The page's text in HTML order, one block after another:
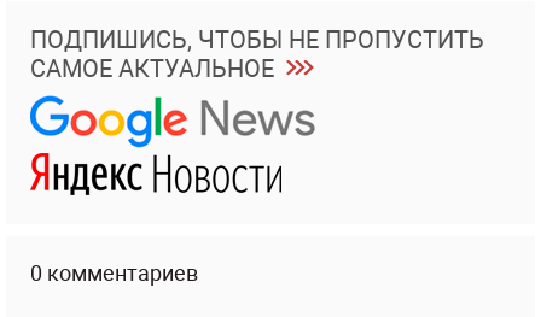
ПОДПИШИСЬ, ЧТОБЫ НЕ ПРОПУСТИТЬ
САМОЕ АКТУАЛЬНОЕ
0 комментариев